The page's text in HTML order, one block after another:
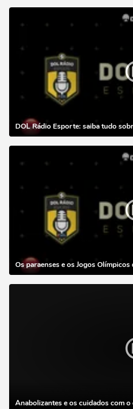
DOL Rádio Esporte: saiba tudo
Os paraenses e os Jogos
Anabolizantes e os cuidados com